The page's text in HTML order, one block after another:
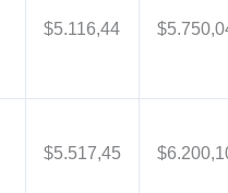
$5.116,44
$5.517,45